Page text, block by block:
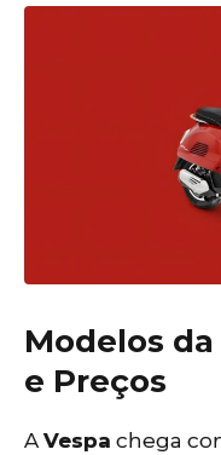
Modelos
e Preços
A Vespa chega